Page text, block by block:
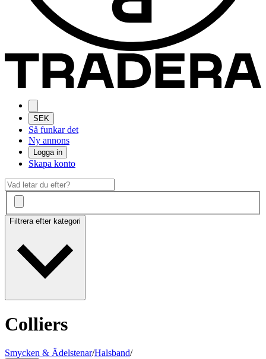
SEK
Så funkar det
Ny annons
Logga in
Skapa konto
Filtrera efter kategori
Colliers
Smycken & Ädelstenar/Halsband/